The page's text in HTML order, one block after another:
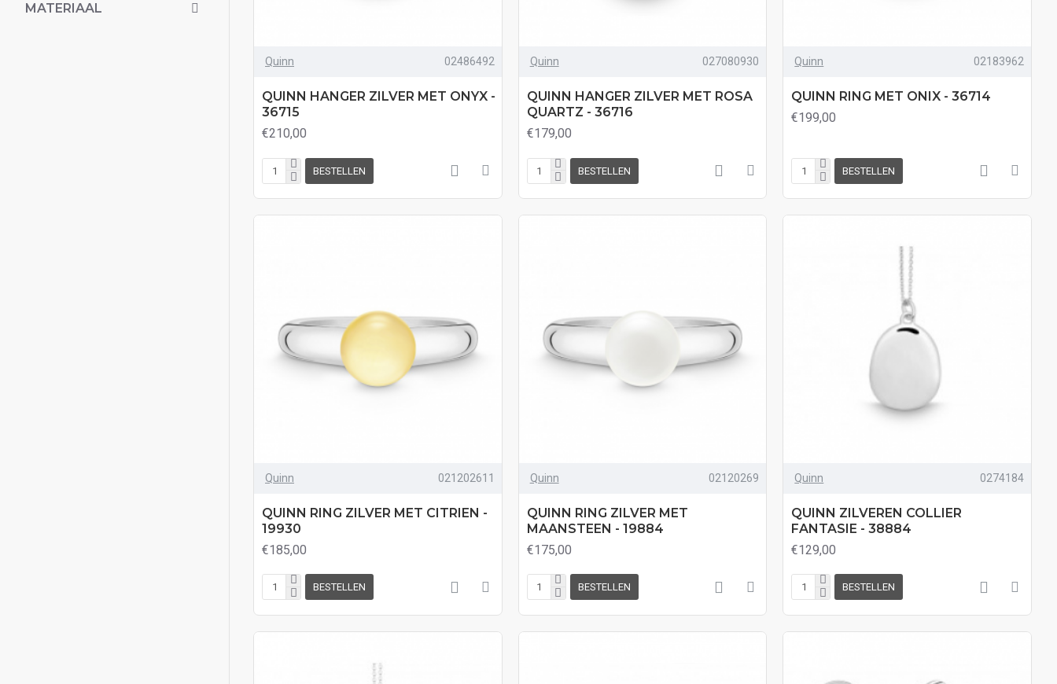
Fossil
MATERIAAL
Quinn 02486492
QUINN HANGER ZILVER MET ONYX -
36715
€210,00
BESTELLEN
Quinn 027080930
QUINN HANGER ZILVER MET ROSA
QUARTZ - 36716
€179,00
BESTELLEN
Quinn 02183962
QUINN RING MET ONIX - 36714
€199,00
BESTELLEN
Quinn 021202611
QUINN RING ZILVER MET CITRIEN -
19930
€185,00
BESTELLEN
Quinn 02120269
QUINN RING ZILVER MET
MAANSTEEN - 19884
€175,00
BESTELLEN
Quinn 0274184
QUINN ZILVEREN COLLIER
FANTASIE - 38884
€129,00
BESTELLEN